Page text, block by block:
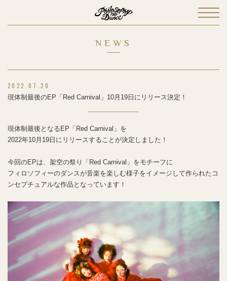
NEWS
2022.07.20
現体制最後のEP「Red Carnival」10月19日にリリース決定！
現体制最後となるEP「Red Carnival」を
2022年10月19日にリリースすることが決定しました！
今回のEPは、架空の祭り「Red Carnival」をモチーフに
フィロソフィーのダンスが音楽を楽しむ様子をイメージして作られたコ
ンセプチュアルな作品となっています！